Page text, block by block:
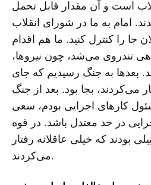
است و آن مقدار قابل تحمل
امام به ما در شورای انقلاب
جا را کنترل کنید. ما هم اقدام
تندروی می‌شد، چون نیروها،
بعدها به جنگ رسیدیم که جای
می‌کردند، بجا بود. بعد از جنگ
کارهای اجرایی بودم، سعی‌
در حد معتدل باشد. در قوه
بودند که خیلی عاقلانه رفتار
می‌کردند.